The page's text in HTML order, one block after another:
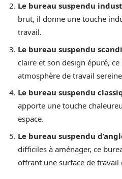
Le bureau suspendu
brut, il donne une touche
travail.
Le bureau suspendu
claire et son design épuré,
atmosphère de travail
Le bureau suspendu
apporte une touche
espace.
Le bureau suspendu
difficiles à aménager, ce
offrant une surface de travail